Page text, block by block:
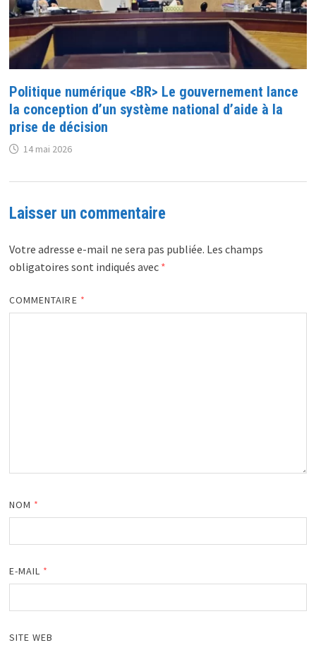
Politique numérique <BR> Le gouvernement lance
la conception d’un système national d’aide à la
prise de décision
14 mai 2026
Laisser un commentaire
Votre adresse e-mail ne sera pas publiée. Les champs
obligatoires sont indiqués avec *
COMMENTAIRE *
NOM *
E-MAIL *
SITE WEB